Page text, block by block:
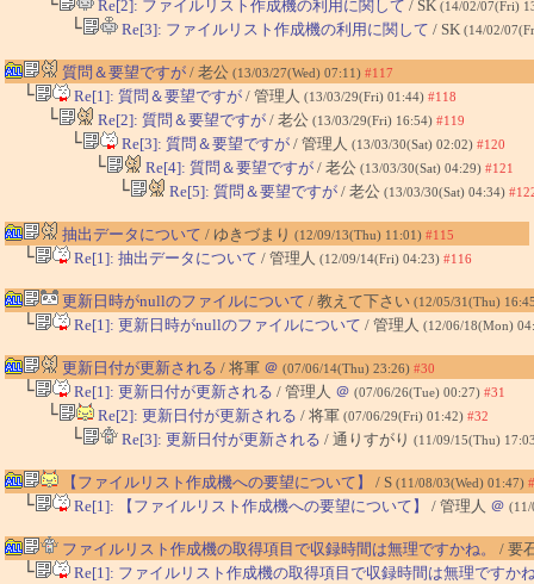
Re[2]: ファイルリスト作成機の利用に関して / SK (14/02/07(Fri)
└ Re[3]: ファイルリスト作成機の利用に関して / SK (14/02/
質問＆要望ですが / 老公 (13/03/27(Wed) 07:11) #117
└ Re[1]: 質問＆要望ですが / 管理人 (13/03/29(Fri) 01:44) #118
└ Re[2]: 質問＆要望ですが / 老公 (13/03/29(Fri) 16:54) #119
└ Re[3]: 質問＆要望ですが / 管理人 (13/03/30(Sat) 02:02) #120
└ Re[4]: 質問＆要望ですが / 老公 (13/03/30(Sat) 04:29) #121
└ Re[5]: 質問＆要望ですが / 老公 (13/03/30(Sat) 04:34)
抽出データについて / ゆきづまり (12/09/13(Thu) 11:01) #115
└ Re[1]: 抽出データについて / 管理人 (12/09/14(Fri) 04:23) #116
更新日時がnullのファイルについて / 教えて下さい (12/05/31(Thu)
└ Re[1]: 更新日時がnullのファイルについて / 管理人 (12/06/18(Mon)
更新日付が更新される / 将軍 ＠ (07/06/14(Thu) 23:26) #30
└ Re[1]: 更新日付が更新される / 管理人 ＠ (07/06/26(Tue) 00:27) #31
└ Re[2]: 更新日付が更新される / 将軍 (07/06/29(Fri) 01:42) #32
└ Re[3]: 更新日付が更新される / 通りすがり (11/09/15(Thu)
【ファイルリスト作成機への要望について】 / S (11/08/03(Wed) 01:47)
└ Re[1]: 【ファイルリスト作成機への要望について】 / 管理人 ＠
ファイルリスト作成機の取得項目で収録時間は無理ですかね。 / 要
└ Re[1]: ファイルリスト作成機の取得項目で収録時間は無理ですか